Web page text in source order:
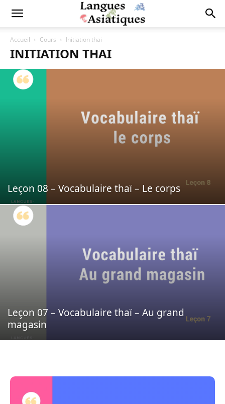
Accueil Cours Initiation thai
INITIATION THAI
Leçon 08 – Vocabulaire thaï – Le corps
Leçon 07 – Vocabulaire thaï – Au grand
magasin